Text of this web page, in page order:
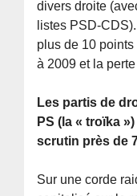
divers droite
listes PSD-
plus de 10 points
à 2009 et la
Les partis de
PS (la « troïka
scrutin près de
Sur une corde